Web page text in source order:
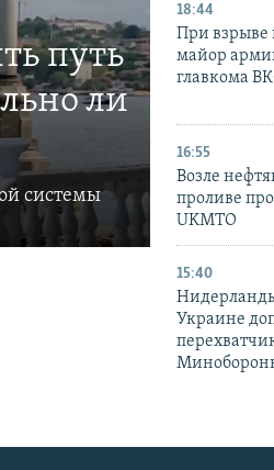
путь
ли
системы
18:44
При взрыве
майор
главкома
16:55
Возле
проливе
UKMTO
15:40
Украине